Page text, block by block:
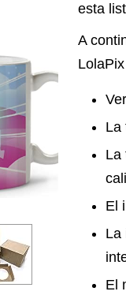
esta
A
La
La
El
La
El